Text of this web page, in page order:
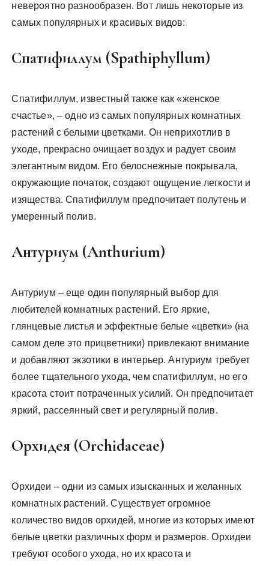
невероятно разнообразен. Вот лишь некоторые из
самых популярных и красивых видов:
Спатифиллум (Spathiphyllum)
Спатифиллум, известный также как «женское
счастье», – одно из самых популярных комнатных
растений с белыми цветками. Он неприхотлив в
уходе, прекрасно очищает воздух и радует своим
элегантным видом. Его белоснежные покрывала,
окружающие початок, создают ощущение легкости и
изящества. Спатифиллум предпочитает полутень и
умеренный полив.
Антуриум (Anthurium)
Антуриум – еще один популярный выбор для
любителей комнатных растений. Его яркие,
глянцевые листья и эффектные белые «цветки» (на
самом деле это прицветники) привлекают внимание
и добавляют экзотики в интерьер. Антуриум требует
более тщательного ухода, чем спатифиллум, но его
красота стоит потраченных усилий. Он предпочитает
яркий, рассеянный свет и регулярный полив.
Орхидея (Orchidaceae)
Орхидеи – одни из самых изысканных и желанных
комнатных растений. Существует огромное
количество видов орхидей, многие из которых имеют
белые цветки различных форм и размеров. Орхидеи
требуют особого ухода, но их красота и